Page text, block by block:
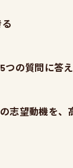
つの質問に答
志望動機を